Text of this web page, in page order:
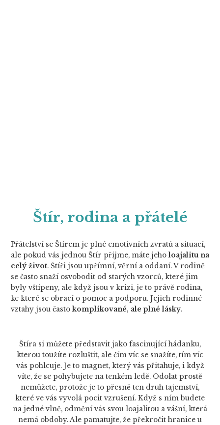
Štír, rodina a přátelé
Přátelství se Štírem je plné emotivních zvratů a situací,
ale pokud vás jednou Štír přijme, máte jeholoajalitu na
celý život. Štíři jsou upřímní, věrní a oddaní. V rodině
se často snaží osvobodit od starých vzorců, které jim
byly vštípeny, ale když jsou v krizi, je to právě rodina,
ke které se obrací o pomoc a podporu. Jejich rodinné
vztahy jsou častokomplikované, ale plné lásky.
Štíra si můžete představit jako fascinující hádanku,
kterou toužíte rozluštit, ale čím víc se snažíte, tím víc
vás pohlcuje. Je to magnet, který vás přitahuje, i když
víte, že se pohybujete na tenkém ledě. Odolat prostě
nemůžete, protože je to přesně ten druh tajemství,
které ve vás vyvolá pocit vzrušení. Když s ním budete
na jedné vlně, odmění vás svou loajalitou a vášní, která
nemá obdoby. Ale pamatujte, že překročit hranice u